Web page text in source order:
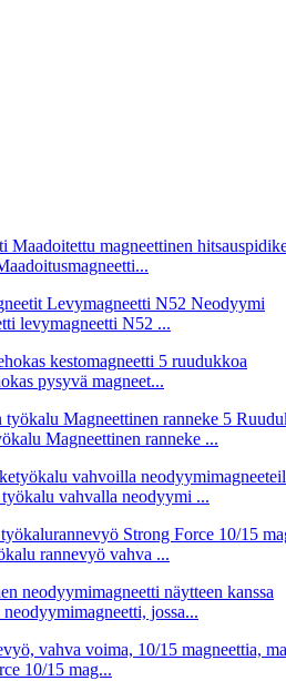
levymagneetti N52 ...
pysyvä magneet...
Magneettinen ranneke ...
vahvalla neodyymi ...
rannevyö vahva ...
jossa...
10/15 mag...